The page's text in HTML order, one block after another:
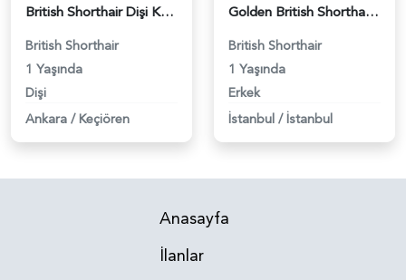
British Shorthair Dişi Kedim Eş Arıyor - 118984618
British Shorthair
1 Yaşında
Dişi
Ankara / Keçiören
Golden British Shorthair 1 Yaşında Eş Arıyor - 118984604
British Shorthair
1 Yaşında
Erkek
İstanbul / İstanbul
Anasayfa
İlanlar